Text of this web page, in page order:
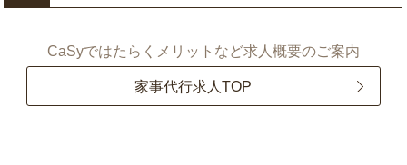
CaSyではたらくメリットなど求人概要のご案内
家事代行求人TOP